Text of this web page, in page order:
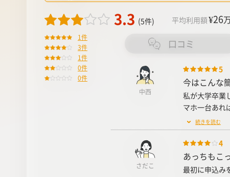
3.3 (5件) 平均利用額¥26
1件
3件
1件
0件
0件
口コミ
中西
5
今はこんな
私が大学卒業
マホ一台あれ
続きを読む
さだこ
4
あっちもこ
最初に申込み